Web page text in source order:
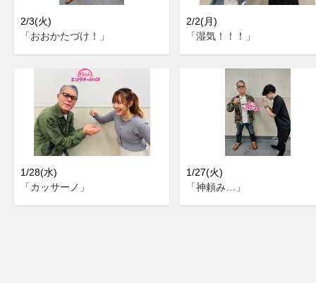
2/3(火)
「おおかたづけ！」
2/2(月)
「湿気！！！」
1/28(水)
「カッサーノ」
1/27(火)
「神頼み…」